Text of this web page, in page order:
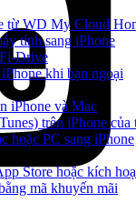
từ WD My Cloud
tính sang iPhone
Drive
khi bạn ngoại
iPhone và Mac
trên iPhone của
hoặc PC sang iPhone
Store hoặc kích
mã khuyến mãi